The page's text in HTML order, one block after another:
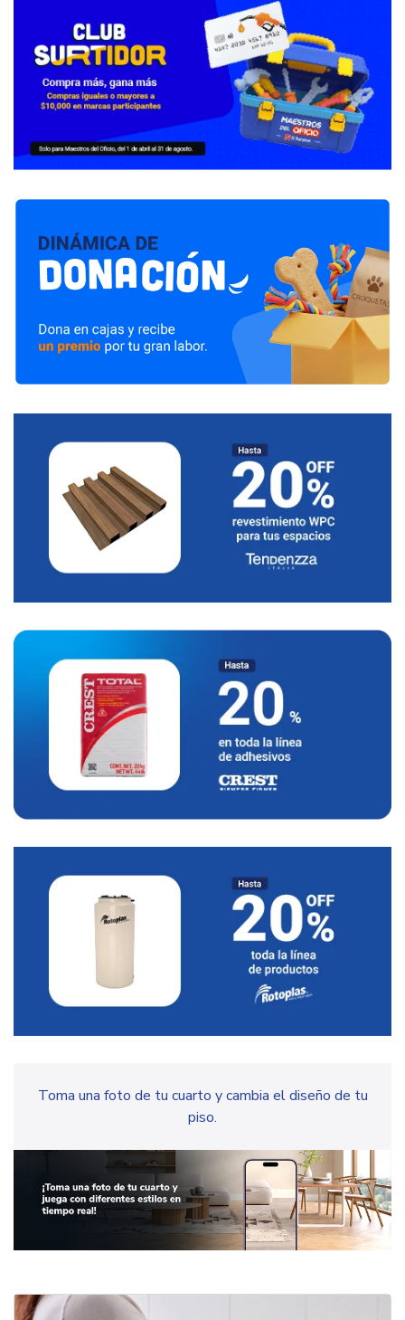
Toma una foto de tu cuarto y cambia el diseño de tu
piso.